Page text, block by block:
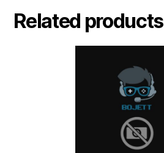
Related products